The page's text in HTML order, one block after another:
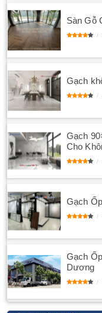
Sàn Gỗ
Gạch
Gạch
Cho
Gạch
Gạch
Dương